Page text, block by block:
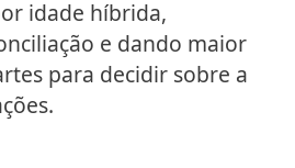
idade híbrida,
e dando maior
para decidir sobre a